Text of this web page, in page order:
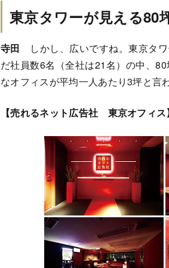
東京タワーが見える80
寺田 しかし、広いですね。東京タ
だ社員数6名（全社は21名）の中、
なオフィスが平均一人あたり3坪と言
【売れるネット広告社 東京オフィス